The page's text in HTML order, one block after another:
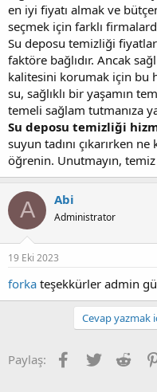
en iyi fiyatı almak ve
seçmek için farklı
Su deposu temizliği
faktöre bağlıdır. Ancak
kalitesini korumak için bu
su, sağlıklı bir yaşamın
temeli sağlam tutmanıza
Su deposu temizliği
suyun tadını çıkarırken
öğrenin. Unutmayın, temiz
A Abi
Administrator
19 Eki 2023
forka teşekkürler admin
Cevap yazmak
Paylaş: Facebook
Twitter